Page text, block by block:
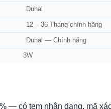
Duhal
12 – 36 Tháng chính hãng
Duhal — Chính hãng
3W
— có tem nhận dạng, mã